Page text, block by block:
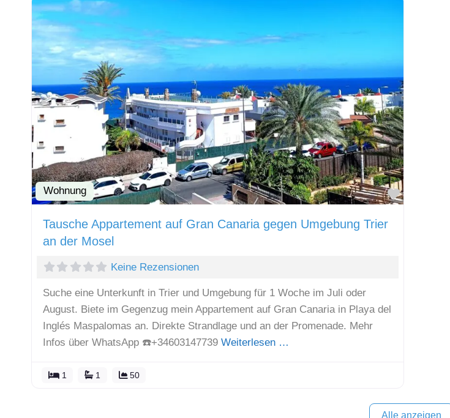
Wohnung Favorit
Tausche Appartement auf Gran Canaria gegen Umgebung Trier
an der Mosel
Keine Rezensionen
Suche eine Unterkunft in Trier und Umgebung für 1 Woche im Juli oder
August. Biete im Gegenzug mein Appartement auf Gran Canaria in Playa del
Inglés Maspalomas an. Direkte Strandlage und an der Promenade. Mehr
Infos über WhatsApp ☎️+34603147739 Weiterlesen …
1 1 50
Alle anzeigen